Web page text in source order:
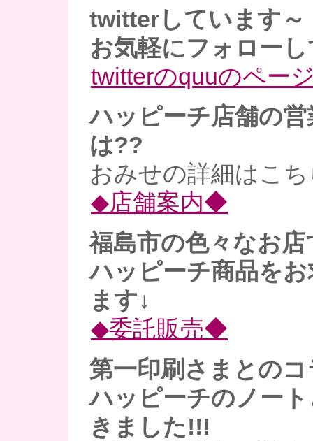
twitterしています～
お気軽にフォローし
twitterのquuのペー
ハッピーチ店舗の
は??
おみせの詳細はこ
◆店舗案内◆
福島市の色々なお店
ハッピーチ商品を
ます↓
◆委託販売◆
第一印刷さまとの
ハッピーチのノー
きました!!!